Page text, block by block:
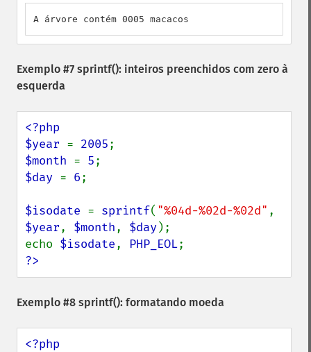
A árvore contém 0005 macacos
Exemplo #7 sprintf(): inteiros preenchidos com zero à
esquerda
<?php
$year = 2005
$month = 5
$day = 6;
$isodate = sprintf( "%04d-%02d-%02d"
$year, $month, $day);
echo $isodate, PHP_EOL
?>
Exemplo #8 sprintf(): formatando moeda
<?php